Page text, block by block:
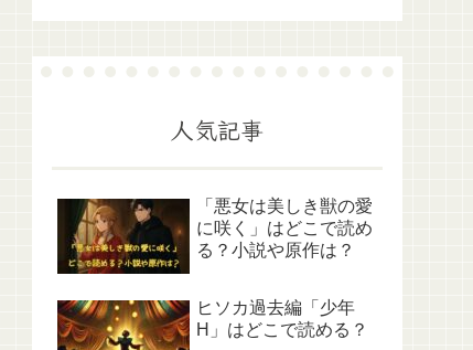
人気記事
「悪女は美しき獣の愛
に咲く」はどこで読め
る？小説や原作は？
ヒソカ過去編「少年
H」はどこで読める？